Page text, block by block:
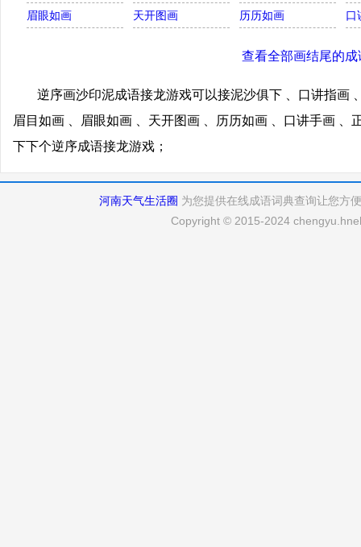
眉眼如画
天开图画 历历如画 口
查看全部画结尾的成
逆序画沙印泥成语接龙游戏可以接泥沙俱下 、口讲指画
眉目如画 、眉眼如画 、天开图画 、历历如画 、口讲手画 、
下下个逆序成语接龙游戏；
河南天气生活圈 为您提供在线成语词典查询让您方
Copyright © 2015-2024